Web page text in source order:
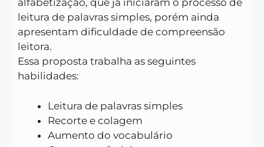
alfabetização, que já iniciaram o processo de
leitura de palavras simples, porém ainda
apresentam dificuldade de compreensão
leitora.
Essa proposta trabalha as seguintes
habilidades:
Leitura de palavras simples
Recorte e colagem
Aumento do vocabulário